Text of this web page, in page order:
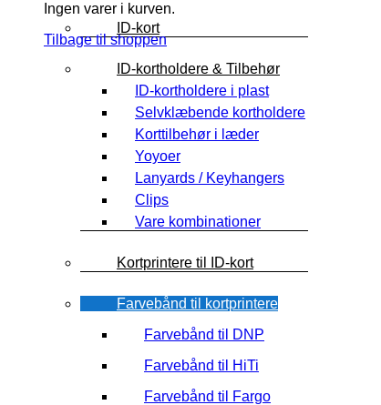
Ingen varer i kurven.
Tilbage til shoppen
ID-kort
ID-kortholdere & Tilbehør
ID-kortholdere i plast
Selvklæbende kortholdere
Korttilbehør i læder
Yoyoer
Lanyards / Keyhangers
Clips
Vare kombinationer
Kortprintere til ID-kort
Farvebånd til kortprintere
Farvebånd til DNP
Farvebånd til HiTi
Farvebånd til Fargo